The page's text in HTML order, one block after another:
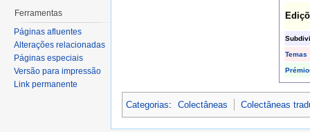
Temas
Categorias: Colectâneas Colectâneas
Ferramentas
Páginas afluentes
Alterações relacionadas
Páginas especiais
Versão para impressão
Link permanente